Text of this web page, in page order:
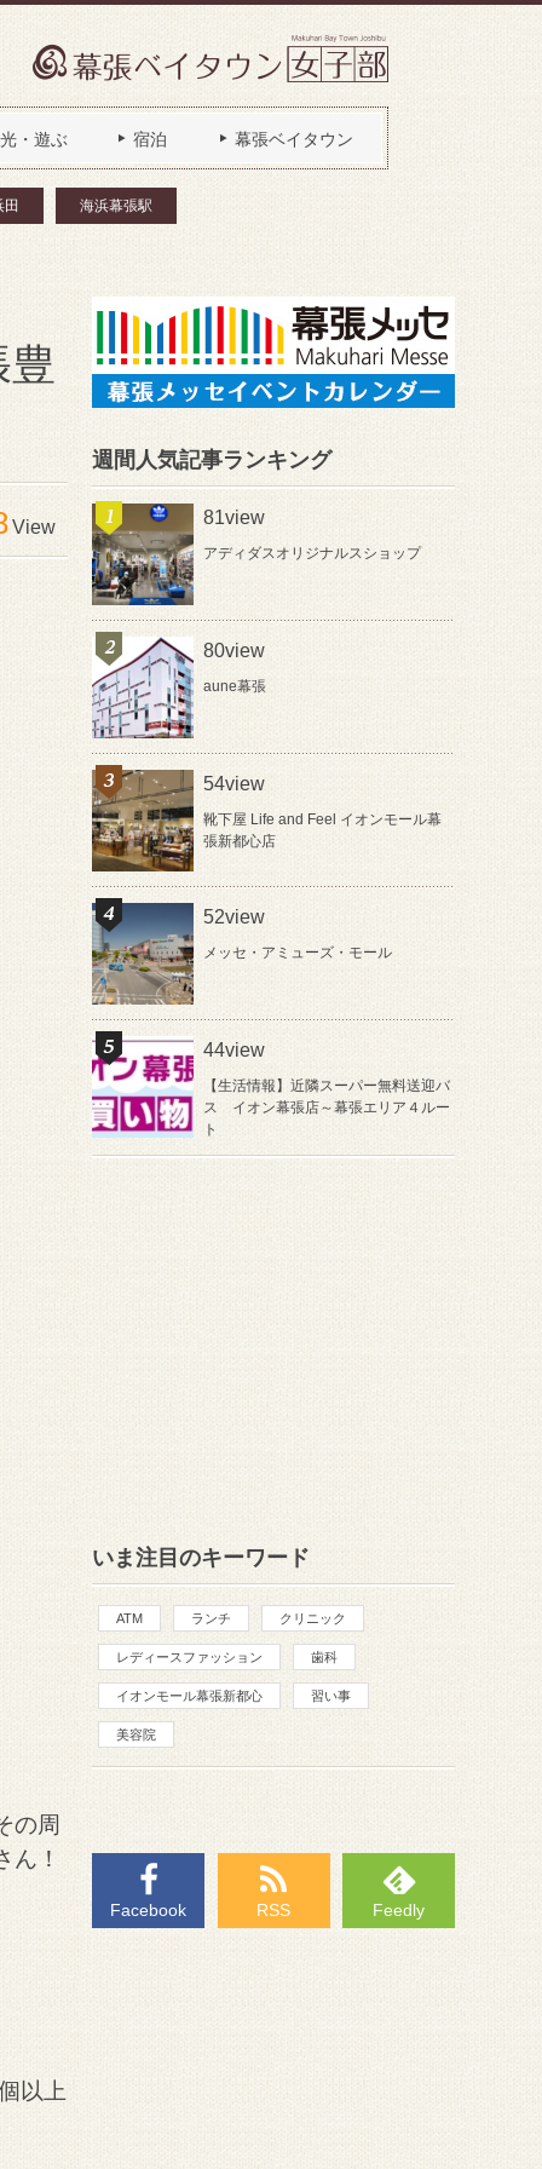
・遊ぶ 宿泊 幕張ベイタウン
田 海浜幕張駅
View
の周
ん！
以上
週間人気記事ランキング
81view
アディダスオリジナルスショップ
80view
aune幕張
54view
靴下屋 Life and Feel イオンモール幕
張新都心店
52view
メッセ・アミューズ・モール
44view
【生活情報】近隣スーパー無料送迎バ
ス イオン幕張店～幕張エリア４ルー
ト
いま注目のキーワード
ATM ランチ クリニック
レディースファッション 歯科
イオンモール幕張新都心 習い事
美容院
Facebook RSS Feedly